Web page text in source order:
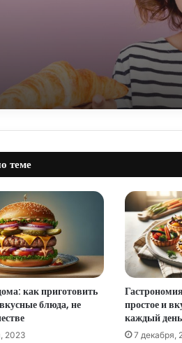
теме
как приготовить
блюда, не
2023
простое и
каждый день
7 декабря,